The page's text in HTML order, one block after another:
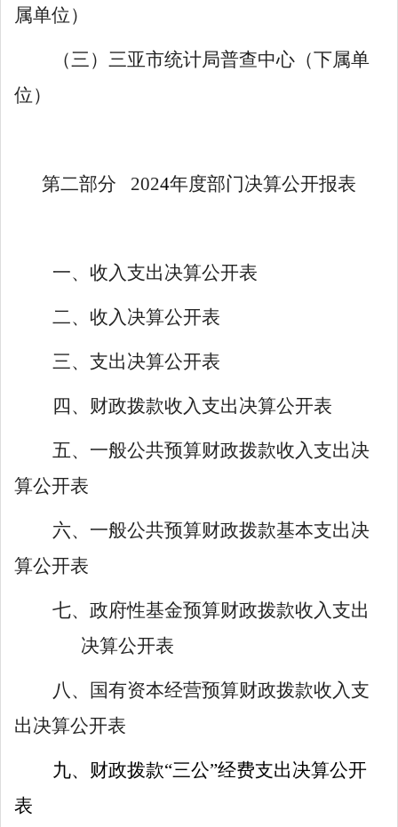
属单位）
（三）三亚市统计局普查中心（下属单
位）
第二部分 2024年度部门决算公开报表
一、收入支出决算公开表
二、收入决算公开表
三、支出决算公开表
四、财政拨款收入支出决算公开表
五、一般公共预算财政拨款收入支出决
算公开表
六、一般公共预算财政拨款基本支出决
算公开表
七、政府性基金预算财政拨款收入支出
决算公开表
八、国有资本经营预算财政拨款收入支
出决算公开表
九、财政拨款“三公”经费支出决算公开
表